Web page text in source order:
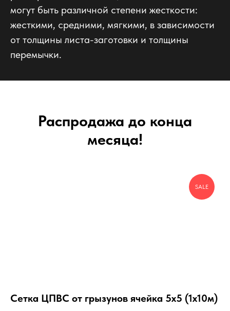
могут быть различной степени жесткости:
жесткими, средними, мягкими, в зависимости
от толщины листа-заготовки и толщины
перемычки.
Распродажа до конца
месяца!
SALE
Сетка ЦПВС от грызунов ячейка 5х5 (1х10м)